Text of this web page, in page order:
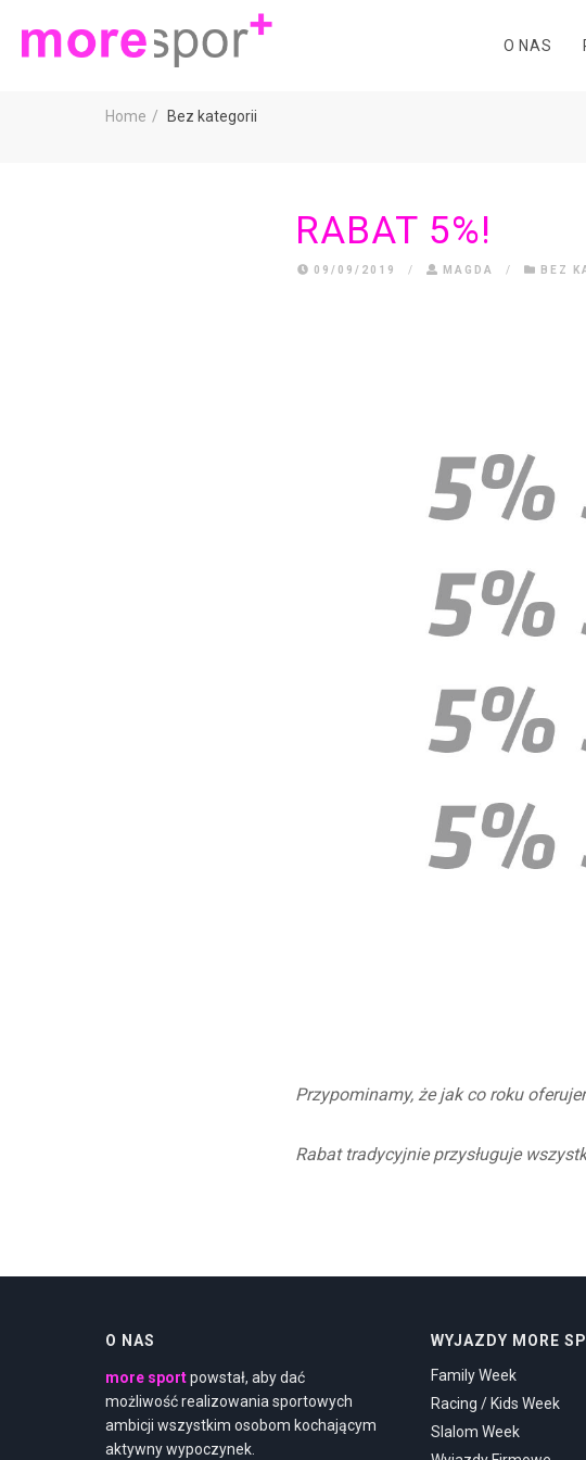
O NAS
Home Bez kategorii
RABAT 5%!
09/09/2019 / MAGDA / BEZ
Przypominamy, że jak co roku
Rabat tradycyjnie przysługuje
O NAS
more sportpowstał, aby dać
możliwość realizowania sportowych
ambicji wszystkim osobom kochającym
aktywny wypoczynek.
WYJAZDY MORE
Family Week
Racing / Kids Week
Slalom Week